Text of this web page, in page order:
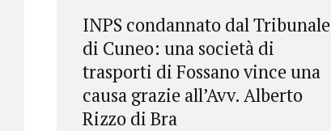
INPS condannato dal Tribunale
di Cuneo: una società di
trasporti di Fossano vince una
causa grazie all’Avv. Alberto
Rizzo di Bra